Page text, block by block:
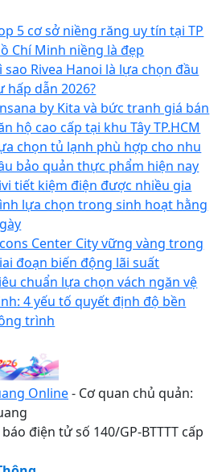
5 cơ sở niềng răng uy tín tại TP
Chí Minh niềng là đẹp
sao Rivea Hanoi là lựa chọn đầu
hấp dẫn 2026?
by Kita và bức tranh giá bán
hộ cao cấp tại khu Tây TP.HCM
chọn tủ lạnh phù hợp cho nhu
bảo quản thực phẩm hiện nay
tiết kiệm điện được nhiều gia
lựa chọn trong sinh hoạt hằng
Center City vững vàng trong
đoạn biến động lãi suất
chuẩn lựa chọn vách ngăn vệ
4 yếu tố quyết định độ bền
trình
Online- Cơ quan chủ quản:
điện tử số 140/GP-BTTTT cấp